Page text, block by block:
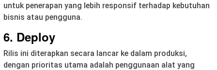
untuk penerapan yang lebih responsif terhadap kebutuhan
bisnis atau pengguna.
6. Deploy
Rilis ini diterapkan secara lancar ke dalam produksi,
dengan prioritas utama adalah penggunaan alat yang